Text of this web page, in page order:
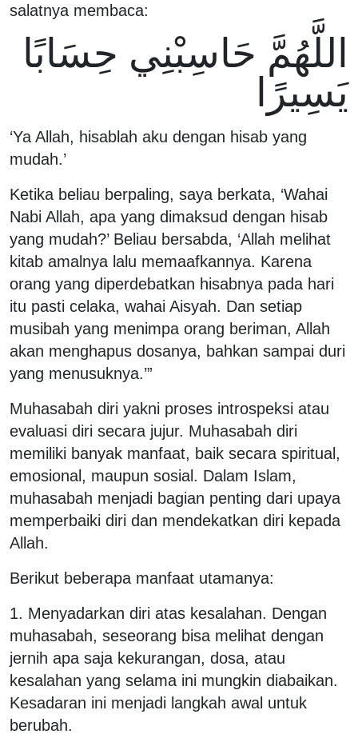
salatnya membaca:
اللَّهُمَّ حَاسِبْنِي حِسَابًا
يَسِيرًا
‘Ya Allah, hisablah aku dengan hisab yang
mudah.’
Ketika beliau berpaling, saya berkata, ‘Wahai
Nabi Allah, apa yang dimaksud dengan hisab
yang mudah?’ Beliau bersabda, ‘Allah melihat
kitab amalnya lalu memaafkannya. Karena
orang yang diperdebatkan hisabnya pada hari
itu pasti celaka, wahai Aisyah. Dan setiap
musibah yang menimpa orang beriman, Allah
akan menghapus dosanya, bahkan sampai duri
yang menusuknya.’”
Muhasabah diri yakni proses introspeksi atau
evaluasi diri secara jujur. Muhasabah diri
memiliki banyak manfaat, baik secara spiritual,
emosional, maupun sosial. Dalam Islam,
muhasabah menjadi bagian penting dari upaya
memperbaiki diri dan mendekatkan diri kepada
Allah.
Berikut beberapa manfaat utamanya:
1. Menyadarkan diri atas kesalahan. Dengan
muhasabah, seseorang bisa melihat dengan
jernih apa saja kekurangan, dosa, atau
kesalahan yang selama ini mungkin diabaikan.
Kesadaran ini menjadi langkah awal untuk
berubah.